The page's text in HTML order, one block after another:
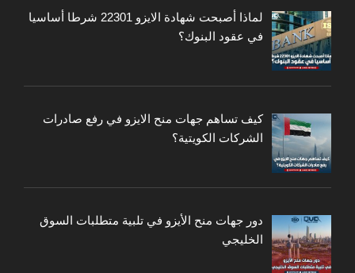
لماذا أصبحت شهادة الايزو 22301 شرطا أساسيا
في عقود البنوك؟
كيف تساهم جهات منح الايزو في رفع صادرات
الشركات الكويتية؟
دور جهات منح الأيزو في تلبية متطلبات السوق
الخليجي